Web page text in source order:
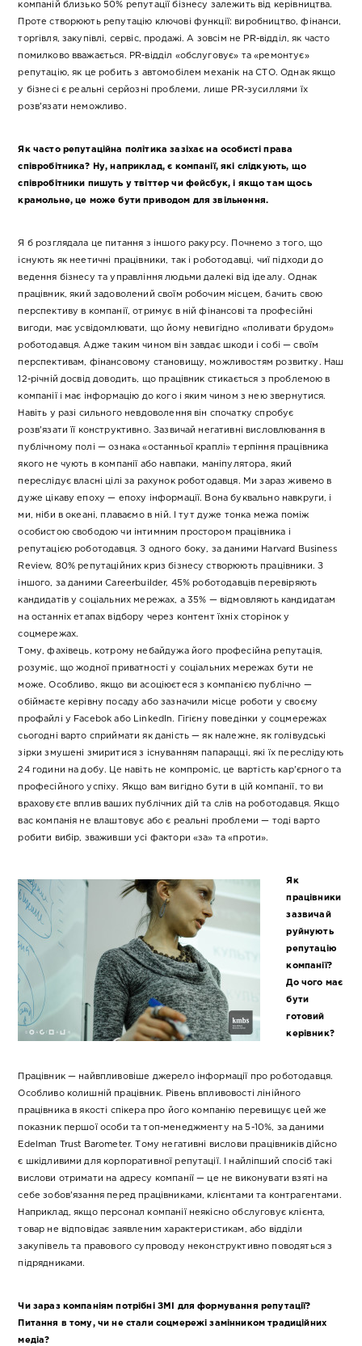
компаній близько 50% репутації бізнесу залежить від керівництва.
Проте створюють репутацію ключові функції: виробництво, фінанси,
торгівля, закупівлі, сервіс, продажі. А зовсім не PR-відділ, як часто
помилково вважається. PR-відділ «обслуговує» та «ремонтує»
репутацію, як це робить з автомобілем механік на СТО. Однак якщо
у бізнесі є реальні серйозні проблеми, лише PR-зусиллями їх
розв’язати неможливо.
Як часто репутаційна політика зазіхає на особисті права
співробітника? Ну, наприклад, є компанії, які слідкують, що
співробітники пишуть у твіттер чи фейсбук, і якщо там щось
крамольне, це може бути приводом для звільнення.
Я б розглядала це питання з іншого ракурсу. Почнемо з того, що
існують як неетичні працівники, так і роботодавці, чиї підходи до
ведення бізнесу та управління людьми далекі від ідеалу. Однак
працівник, який задоволений своїм робочим місцем, бачить свою
перспективу в компанії, отримує в ній фінансові та професійні
вигоди, має усвідомлювати, що йому невигідно «поливати брудом»
роботодавця. Адже таким чином він завдає шкоди і собі — своїм
перспективам, фінансовому становищу, можливостям розвитку. Наш
12-річній досвід доводить, що працівник стикається з проблемою в
компанії і має інформацію до кого і яким чином з нею звернутися.
Навіть у разі сильного невдоволення він спочатку спробує
розв’язати її конструктивно. Зазвичай негативні висловлювання в
публічному полі — ознака «останньої краплі» терпіння працівника
якого не чують в компанії або навпаки, маніпулятора, який
переслідує власні цілі за рахунок роботодавця. Ми зараз живемо в
дуже цікаву епоху — епоху інформації. Вона буквально навкруги, і
ми, ніби в океані, плаваємо в ній. І тут дуже тонка межа поміж
особистою свободою чи інтимним простором працівника і
репутацією роботодавця. З одного боку, за даними Harvard Business
Review, 80% репутаційних криз бізнесу створюють працівники. З
іншого, за даними Careerbuilder, 45% роботодавців перевіряють
кандидатів у соціальних мережах, а 35% — відмовляють кандидатам
на останніх етапах відбору через контент їхніх сторінок у
соцмережах.
Тому, фахівець, котрому небайдужа його професійна репутація,
розуміє, що жодної приватності у соціальних мережах бути не
може. Особливо, якщо ви асоціюєтеся з компанією публічно —
обіймаєте керівну посаду або зазначили місце роботи у своєму
профайлі у Facebok або LinkedIn. Гігієну поведінки у соцмережах
сьогодні варто сприймати як даність — як належне, як голівудські
зірки змушені змиритися з існуванням папарацці, які їх переслідують
24 години на добу. Це навіть не компроміс, це вартість кар’єрного та
професійного успіху. Якщо вам вигідно бути в цій компанії, то ви
враховуєте вплив ваших публічних дій та слів на роботодавця. Якщо
вас компанія не влаштовує або є реальні проблеми — тоді варто
робити вибір, зваживши усі фактори «за» та «проти».
Як
працівники
зазвичай
руйнують
репутацію
компанії?
До чого має
бути
готовий
керівник?
Працівник — найвпливовіше джерело інформації про роботодавця.
Особливо колишній працівник. Рівень впливовості лінійного
працівника в якості спікера про його компанію перевищує цей же
показник першої особи та топ-менеджменту на 5-10%, за даними
Edelman Trust Barometer. Тому негативні вислови працівників дійсно
є шкідливими для корпоративної репутації. І найліпший спосіб такі
вислови отримати на адресу компанії — це не виконувати взяті на
себе зобов’язання перед працівниками, клієнтами та контрагентами.
Наприклад, якщо персонал компанії неякісно обслуговує клієнта,
товар не відповідає заявленим характеристикам, або відділи
закупівель та правового супроводу неконструктивно поводяться з
підрядниками.
Чи зараз компаніям потрібні ЗМІ для формування репутації?
Питання в тому, чи не стали соцмережі замінником традиційних
медіа?